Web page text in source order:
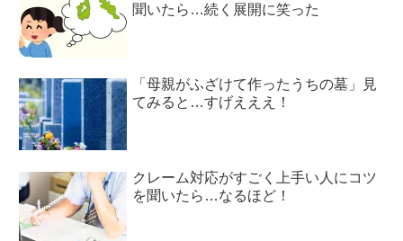
聞いたら…続く展開に笑った
「母親がふざけて作ったうちの墓」見
てみると…すげえええ！
クレーム対応がすごく上手い人にコツ
を聞いたら…なるほど！